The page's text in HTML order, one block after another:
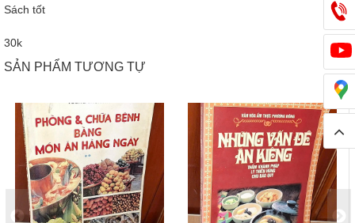
Sách tốt
30k
SẢN PHẨM TƯƠNG TỰ